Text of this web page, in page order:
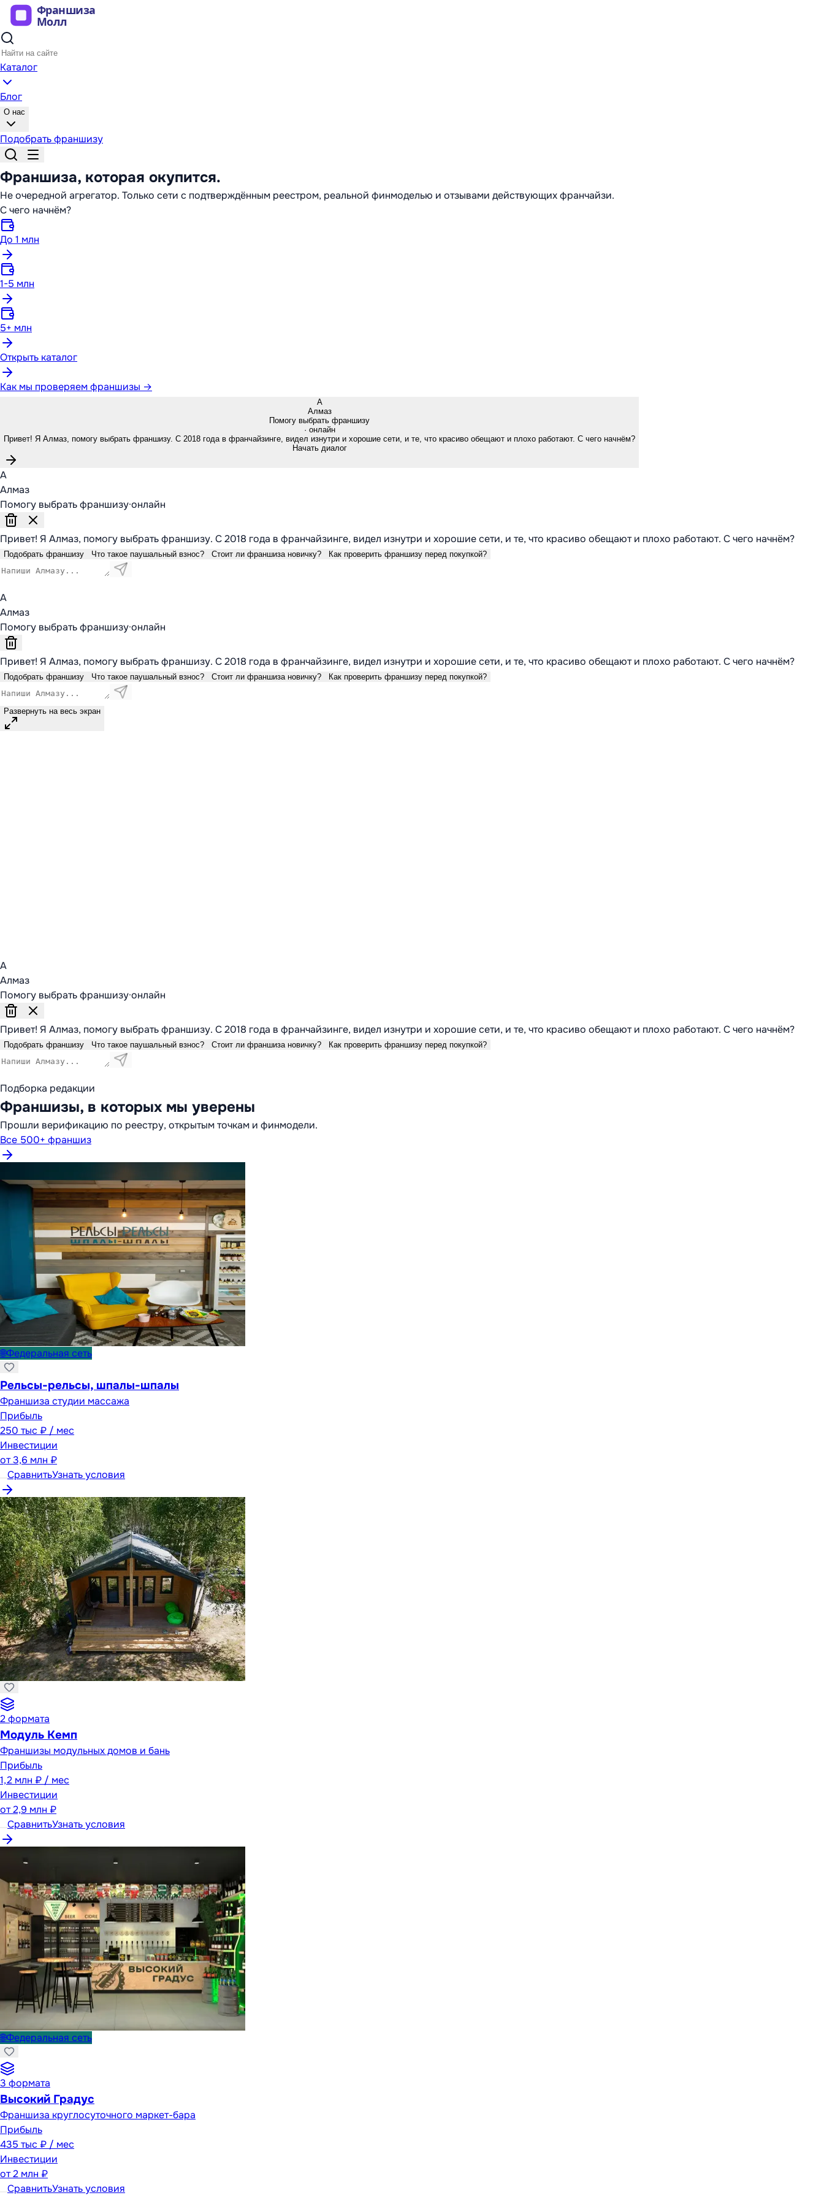
Каталог
Блог
О нас
Подобрать франшизу
Франшиза, которая окупится.
Не очередной агрегатор. Только сети с подтверждённым реестром, реальной финмоделью и отзывами действующих франчайзи.
С чего начнём?
До 1 млн
1-5 млн
5+ млн
Открыть каталог
Как мы проверяем франшизы →
А
Алмаз
Помогу выбрать франшизу
· онлайн
Привет! Я Алмаз, помогу выбрать франшизу. С 2018 года в франчайзинге, видел изнутри и хорошие сети, и те, что красиво обещают и плохо работают. С чего начнём?
Начать диалог
А
Алмаз
Помогу выбрать франшизу·онлайн
Привет! Я Алмаз, помогу выбрать франшизу. С 2018 года в франчайзинге, видел изнутри и хорошие сети, и те, что красиво обещают и плохо работают. С чего начнём?
Подобрать франшизу Что такое паушальный взнос? Стоит ли франшиза новичку? Как проверить франшизу перед покупкой?
А
Алмаз
Помогу выбрать франшизу·онлайн
Привет! Я Алмаз, помогу выбрать франшизу. С 2018 года в франчайзинге, видел изнутри и хорошие сети, и те, что красиво обещают и плохо работают. С чего начнём?
Подобрать франшизу Что такое паушальный взнос? Стоит ли франшиза новичку? Как проверить франшизу перед покупкой?
Развернуть на весь экран
А
Алмаз
Помогу выбрать франшизу·онлайн
Привет! Я Алмаз, помогу выбрать франшизу. С 2018 года в франчайзинге, видел изнутри и хорошие сети, и те, что красиво обещают и плохо работают. С чего начнём?
Подобрать франшизу Что такое паушальный взнос? Стоит ли франшиза новичку? Как проверить франшизу перед покупкой?
Подборка редакции
Франшизы, в которых мы уверены
Прошли верификацию по реестру, открытым точкам и финмодели.
Все 500+ франшиз
🌐Федеральная сеть
Рельсы-рельсы, шпалы-шпалы
Франшиза студии массажа
Прибыль
250 тыс ₽ / мес
Инвестиции
от3,6 млн ₽
СравнитьУзнать условия
2формата
Модуль Кемп
Франшизы модульных домов и бань
Прибыль
1,2 млн ₽ / мес
Инвестиции
от2,9 млн ₽
СравнитьУзнать условия
🌐Федеральная сеть
3 формата
Высокий Градус
Франшиза круглосуточного маркет-бара
Прибыль
435 тыс ₽ / мес
Инвестиции
от2 млн ₽
СравнитьУзнать условия